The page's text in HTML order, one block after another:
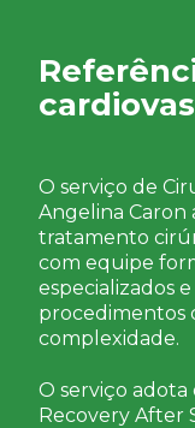
O serviço de
Angelina Caron
tratamento
com equipe
especializados
procedimentos
complexidade.
O serviço adota
Recovery After